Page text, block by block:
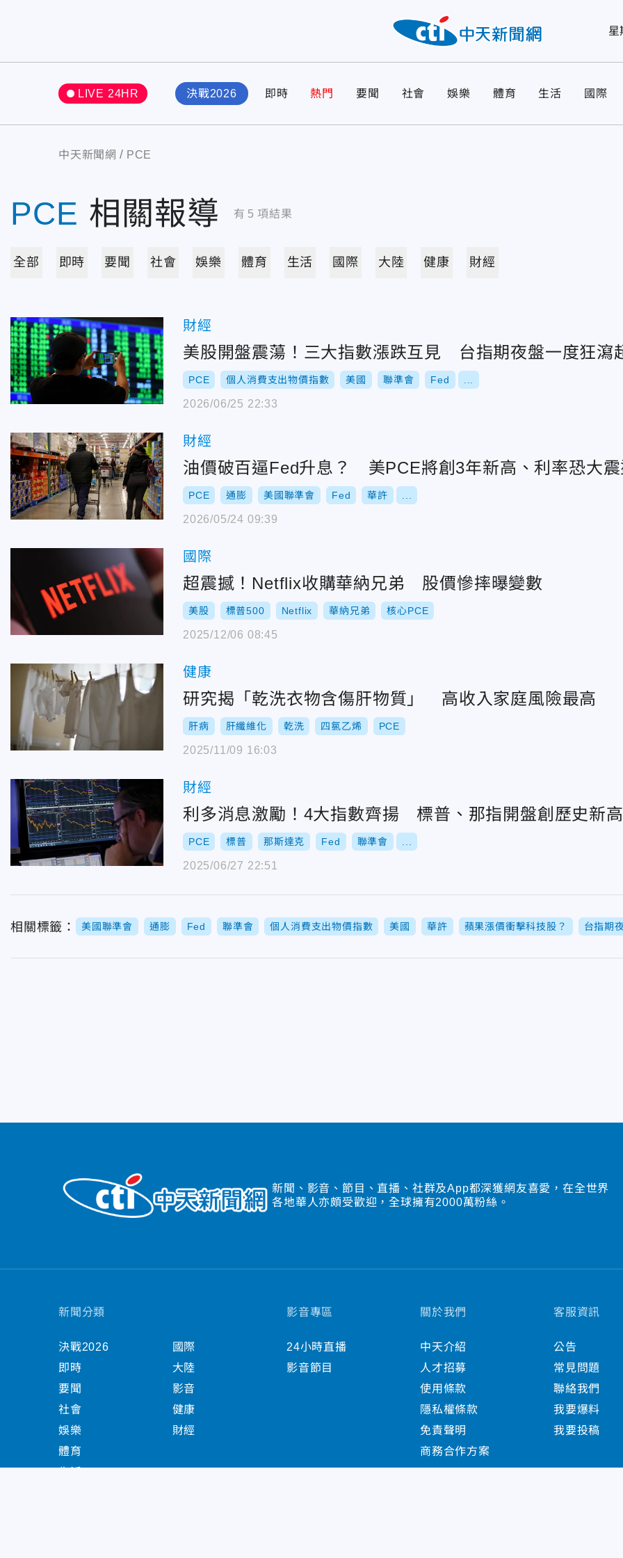
星
LIVE 24HR 決戰2026 即時 熱門 要聞 社會 娛樂 體育 生活 國際
中天新聞網 PCE
PCE 相關報導 有 5 項結果
全部 即時 要聞 社會 娛樂 體育 生活 國際 大陸 健康 財經
財經
美股開盤震蕩！三大指數漲跌互見 台指期夜盤一度狂瀉
PCE 個人消費支出物價指數 美國 聯準會 Fed
2026/06/25 22:33
財經
油價破百逼Fed升息？ 美PCE將創3年新高、利率恐大
PCE 通膨 美國聯準會 Fed 華許
2026/05/24 09:39
國際
超震撼！Netflix收購華納兄弟 股價慘摔曝變數
美股 標普500 Netflix 華納兄弟 核心PCE
2025/12/06 08:45
健康
研究揭「乾洗衣物含傷肝物質」 高收入家庭風險最高
肝病 肝纖維化 乾洗 四氯乙烯 PCE
2025/11/09 16:03
財經
利多消息激勵！4大指數齊揚 標普、那指開盤創歷史新高
PCE 標普 那斯達克 Fed 聯準會
2025/06/27 22:51
相關標籤： 美國聯準會 通膨 Fed 聯準會 個人消費支出物價指數 美國 華許 蘋果漲價衝擊科技股？ 台指期
新聞、影音、節目、直播、社群及App都深獲網友喜愛，在全世界
各地華人亦頗受歡迎，全球擁有2000萬粉絲。
新聞分類
決戰2026
即時
要聞
社會
娛樂
體育
國際
大陸
影音
健康
財經
影音專區
24小時直播
影音節目
關於我們
中天介紹
人才招募
使用條款
隱私權條款
免責聲明
商務合作方案
客服資訊
公告
常見問題
聯絡我們
我要爆料
我要投稿